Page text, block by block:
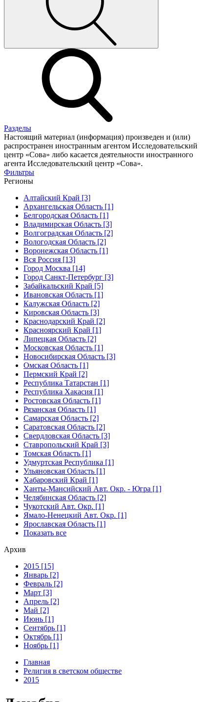
Разделы
Настоящий материал (информация) произведен и (или)
распространен иностранным агентом Исследовательский
центр «Сова» либо касается деятельности иностранного
агента Исследовательский центр «Сова».
Фильтры
Регионы
Алтайский Край [3]
Архангельская Область [1]
Белгородская Область [1]
Владимирская Область [3]
Волгоградская Область [2]
Вологодская Область [2]
Воронежская Область [1]
Вся Россия [13]
Город Москва [14]
Город Санкт-Петербург [3]
Забайкальский Край [5]
Ивановская Область [1]
Калужская Область [2]
Кировская Область [3]
Краснодарский Край [2]
Красноярский Край [1]
Липецкая Область [2]
Московская Область [1]
Новосибирская Область [3]
Омская Область [1]
Пермский Край [2]
Республика Татарстан [1]
Республика Хакасия [1]
Ростовская Область [1]
Рязанская Область [1]
Самарская Область [2]
Саратовская Область [2]
Свердловская Область [3]
Ставропольский Край [3]
Томская Область [1]
Удмуртская Республика [1]
Ульяновская Область [1]
Хабаровский Край [1]
Ханты-Мансийский Авт. Окр. - Югра [1]
Челябинская Область [2]
Чукотский Авт. Окр. [1]
Ямало-Ненецкий Авт. Окр. [1]
Ярославская Область [1]
Показать все
Архив
2015 [15]
Январь [2]
Февраль [2]
Март [3]
Апрель [2]
Май [2]
Июнь [1]
Сентябрь [1]
Октябрь [1]
Ноябрь [1]
Главная
Религия в светском обществе
2015